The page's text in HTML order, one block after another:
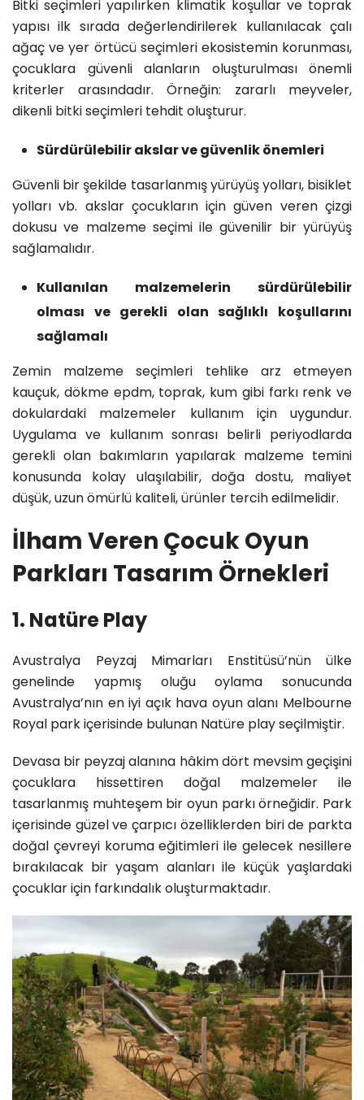
Bitki seçimleri yapılırken klimatik koşullar ve toprak
yapısı ilk sırada değerlendirilerek kullanılacak çalı
ağaç ve yer örtücü seçimleri ekosistemin korunması,
çocuklara güvenli alanların oluşturulması önemli
kriterler arasındadır. Örneğin: zararlı meyveler,
dikenli bitkiseçimleri tehdit oluşturur.
Sürdürülebilir akslar ve güvenlik önemleri
Güvenli bir şekilde tasarlanmış yürüyüş yolları, bisiklet
yolları vb. akslar çocukların için güven veren çizgi
dokusu ve malzeme seçimi ile güvenilir bir yürüyüş
sağlamalıdır.
Kullanılan malzemelerin sürdürülebilir
olması ve gerekli olan sağlıklı koşullarını
sağlamalı
Zemin malzeme seçimleri tehlike arz etmeyen
kauçuk, dökme epdm, toprak, kum gibi farkı renk ve
dokulardaki malzemeler kullanım için uygundur.
Uygulama ve kullanım sonrası belirli periyodlarda
gerekli olan bakımların yapılarak malzeme temini
konusunda kolay ulaşılabilir, doğa dostu, maliyet
düşük, uzun ömürlü kaliteli, ürünler tercih edilmelidir.
İlham Veren Çocuk Oyun
Parkları Tasarım Örnekleri
1. Natüre Play
Avustralya Peyzaj Mimarları Enstitüsü’nün ülke
genelinde yapmış oluğu oylama sonucunda
Avustralya’nın en iyi açık hava oyun alanı Melbourne
Royal park içerisinde bulunan Natüre play seçilmiştir.
Devasa bir peyzaj alanına hâkim dört mevsim geçişini
çocuklara hissettiren doğal malzemeler ile
tasarlanmış muhteşem bir oyun parkı örneğidir. Park
içerisinde güzel ve çarpıcı özelliklerden biri de parkta
doğal çevreyi koruma eğitimleri ile gelecek nesillere
bırakılacak bir yaşam alanları ile küçük yaşlardaki
çocuklar için farkındalık oluşturmaktadır.